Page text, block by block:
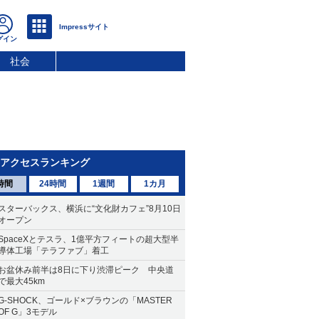
社会
アクセスランキング
間 24時間 1週間 1カ月
ターバックス、横浜に“文化財カフェ”8月10日
ープン
とテスラ、1億平方フィートの超大型半
体工場「テラファブ」着工
盆休み前半は8日に下り渋滞ピーク 中央道
最大45km
SHOCK、ゴールド×ブラウンの「MASTER
G」3モデル